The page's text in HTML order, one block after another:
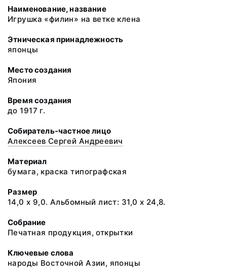
Наименование, название
Игрушка «филин» на ветке клена
Этническая принадлежность
японцы
Место создания
Япония
Время создания
до 1917 г.
Собиратель-частное лицо
Алексеев Сергей Андреевич
Материал
бумага, краска типографская
Размер
14,0 х 9,0. Альбомный лист: 31,0 х 24,8.
Собрание
Печатная продукция, открытки
Ключевые слова
народы Восточной Азии, японцы